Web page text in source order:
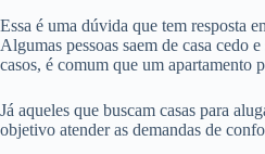
Essa é uma dúvida que tem resposta
Algumas pessoas saem de casa cedo
casos, é comum que um apartamento
Já aqueles que buscam casas para
objetivo atender as demandas de